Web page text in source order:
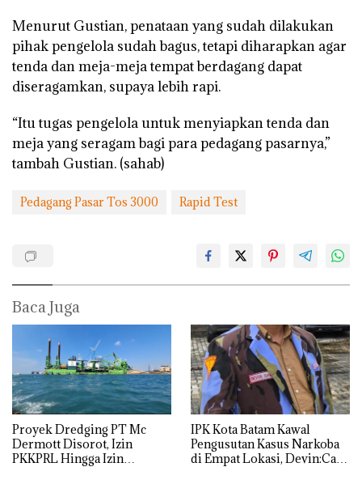
Menurut Gustian, penataan yang sudah dilakukan
pihak pengelola sudah bagus, tetapi diharapkan agar
tenda dan meja-meja tempat berdagang dapat
diseragamkan, supaya lebih rapi.
“Itu tugas pengelola untuk menyiapkan tenda dan
meja yang seragam bagi para pedagang pasarnya,”
tambah Gustian. (sahab)
Pedagang Pasar Tos 3000 Rapid Test
Baca Juga
Proyek Dredging PT Mc
Dermott Disorot, Izin
PKKPRL Hingga Izin
IPK Kota Batam Kawal
Pengusutan Kasus Narkoba
di Empat Lokasi, Devin:Cari